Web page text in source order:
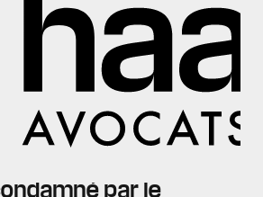
par le